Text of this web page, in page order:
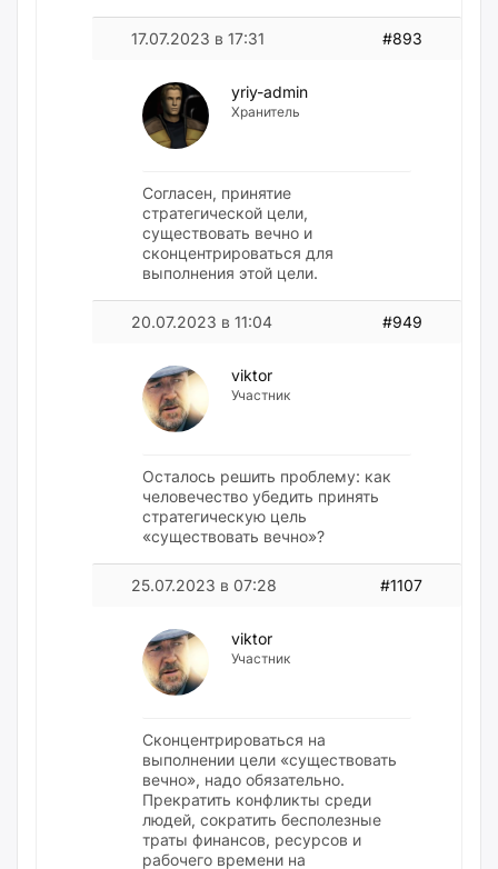
17.07.2023 в 17:31 #893
yriy-admin
Хранитель
Согласен, принятие
стратегической цели,
существовать вечно и
сконцентрироваться для
выполнения этой цели.
20.07.2023 в 11:04 #949
viktor
Участник
Осталось решить проблему: как
человечество убедить принять
стратегическую цель
«существовать вечно»?
25.07.2023 в 07:28 #1107
viktor
Участник
Сконцентрироваться на
выполнении цели «существовать
вечно», надо обязательно.
Прекратить конфликты среди
людей, сократить бесполезные
траты финансов, ресурсов и
рабочего времени на